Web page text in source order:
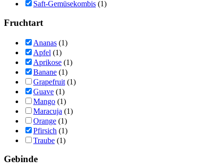
Saft-Gemüsekombis (1)
Fruchtart
Ananas (1)
Apfel (1)
Aprikose (1)
Banane (1)
Grapefruit (1)
Guave (1)
Mango (1)
Maracuja (1)
Orange (1)
Pfirsich (1)
Traube (1)
Gebinde